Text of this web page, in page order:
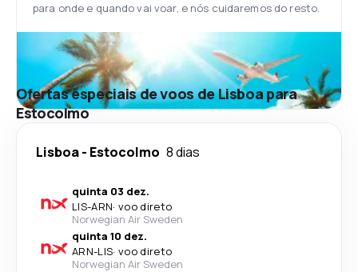
para onde e quando vai voar, e nós cuidaremos do resto.
Ofertas especiais de voos de Lisboa para
Estocolmo
Lisboa- Estocolmo 8 dias
quinta 03 dez.
LIS-ARN· voo direto
Norwegian Air Sweden
quinta 10 dez.
ARN-LIS· voo direto
Norwegian Air Sweden